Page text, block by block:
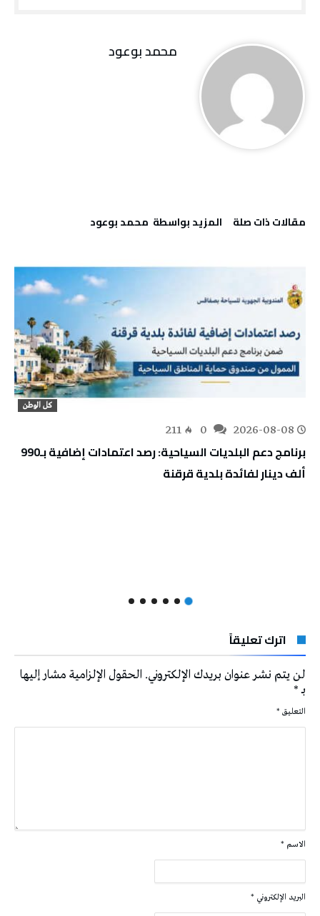
محمد بوعود
‫مقالات ذات صلة‬ ‫‫المزيد بواسطة‬ ‬ محمد بوعود
كل الوطن
2026-08-08
211
برنامج دعم البلديات السياحية: رصد اعتمادات إضافية بـ990
ألف دينار لفائدة بلدية قرقنة
اترك تعليقاً
لن يتم نشر عنوان بريدك الإلكتروني. الحقول الإلزامية مشار إليها
بـ*
التعليق *
الاسم *
البريد الإلكتروني *